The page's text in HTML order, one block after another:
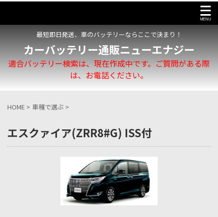
最短即日発送、車のバッテリーならここで決まり！
カーバッテリー通販ニューエナジー
適合バッテリー検索は、現在作成中です。ご質問がある際
は、お電話ください。
HOME > 車種で選ぶ >
エスクァイア(ZRR8#G) ISS付